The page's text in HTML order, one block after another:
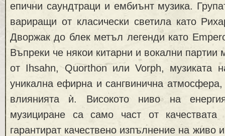
епични саундтраци и ембиънт музика.
вариращи от класически светила като
Дворжак до блек метъл легенди като
Въпреки че някои китарни и вокални партии
от Ihsahn, Quorthon или Vorph, музиката
уникална ефирна и сангвинична атмосфера,
влиянията ѝ. Високото ниво на
музициране са само част от качествата
гарантират качествено изпълнение на живо